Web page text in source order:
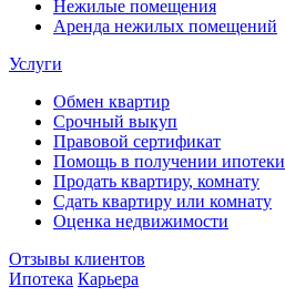
Нежилые помещения
Аренда нежилых помещений
Услуги
Обмен квартир
Срочный выкуп
Правовой сертификат
Помощь в получении ипотеки
Продать квартиру, комнату
Сдать квартиру или комнату
Оценка недвижимости
Отзывы клиентов
Ипотека Карьера